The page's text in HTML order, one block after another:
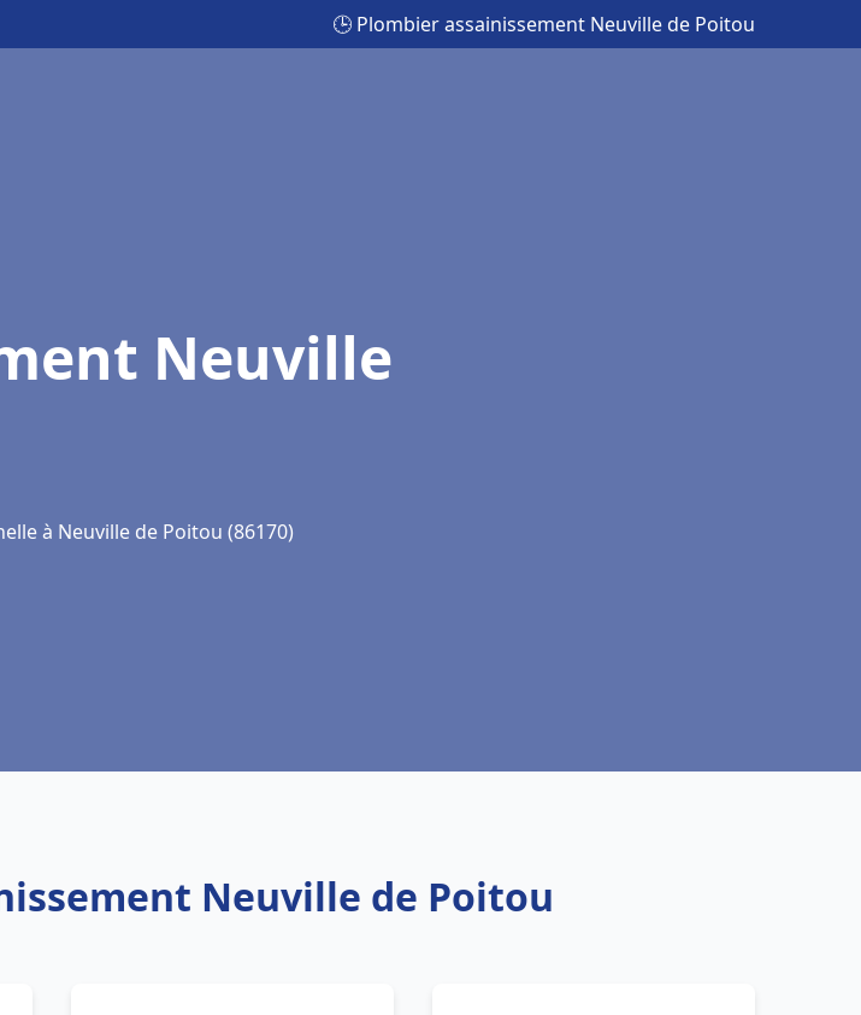
🕒 Plombier assainissement Neuville de Poitou
Neuville
à Neuville de Poitou (86170)
Neuville de Poitou